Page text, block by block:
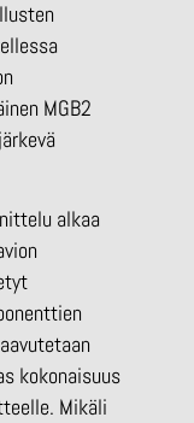
MGB2
alkaa
kokonaisuus
Mikäli